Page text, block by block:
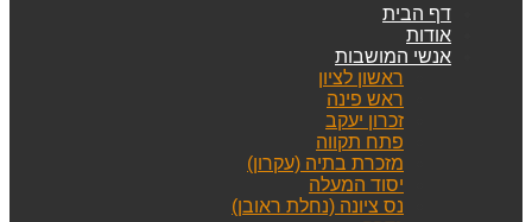
דף הבית
אודות
אנשי המושבות
ראשון לציון
ראש פינה
זכרון יעקב
פתח תקווה
מזכרת בתיה (עקרון)
יסוד המעלה
נס ציונה (נחלת ראובן)